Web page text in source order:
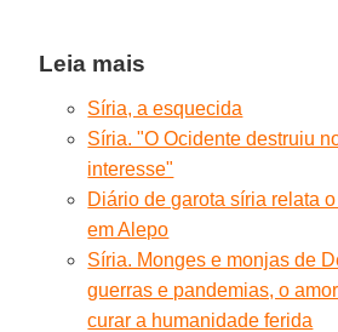
Leia mais
Síria, a esquecida
Síria. "O Ocidente destruiu
interesse"
Diário de garota síria relata
em Alepo
Síria. Monges e monjas de
guerras e pandemias, o
curar a humanidade ferida